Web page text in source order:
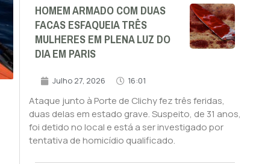
HOMEM ARMADO COM DUAS
FACAS ESFAQUEIA TRÊS
MULHERES EM PLENA LUZ DO
DIA EM PARIS
Julho 27, 2026 16:01
Ataque junto à Porte de Clichy fez três feridas,
duas delas em estado grave. Suspeito, de 31 anos,
foi detido no local e está a ser investigado por
tentativa de homicídio qualificado.